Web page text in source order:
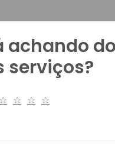
achando
serviços?
☆ ☆ ☆ ☆